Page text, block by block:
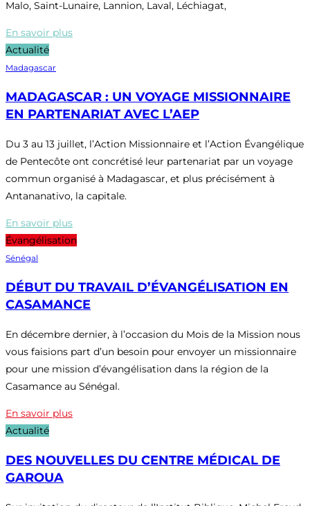
Malo, Saint-Lunaire, Lannion, Laval, Léchiagat,
En savoir plus
Actualité
Madagascar
MADAGASCAR : UN VOYAGE MISSIONNAIRE
EN PARTENARIAT AVEC L’AEP
Du 3 au 13 juillet, l’Action Missionnaire et l’Action Évangélique
de Pentecôte ont concrétisé leur partenariat par un voyage
commun organisé à Madagascar, et plus précisément à
Antananativo, la capitale.
En savoir plus
Évangélisation
Sénégal
DÉBUT DU TRAVAIL D’ÉVANGÉLISATION EN
CASAMANCE
En décembre dernier, à l’occasion du Mois de la Mission nous
vous faisions part d’un besoin pour envoyer un missionnaire
pour une mission d’évangélisation dans la région de la
Casamance au Sénégal.
En savoir plus
Actualité
DES NOUVELLES DU CENTRE MÉDICAL DE
GAROUA